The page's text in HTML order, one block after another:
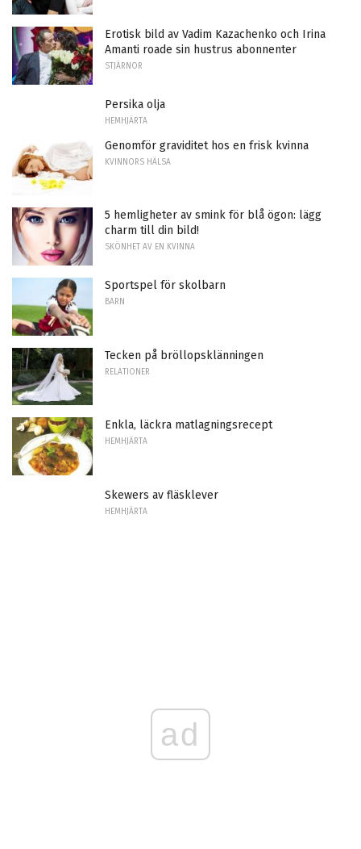
Erotisk bild av Vadim Kazachenko och Irina
Amanti roade sin hustrus abonnenter
STJÄRNOR
Persika olja
HEMHJÄRTA
Genomför graviditet hos en frisk kvinna
KVINNORS HÄLSA
5 hemligheter av smink för blå ögon: lägg
charm till din bild!
SKÖNHET AV EN KVINNA
Sportspel för skolbarn
BARN
Tecken på bröllopsklänningen
RELATIONER
Enkla, läckra matlagningsrecept
HEMHJÄRTA
Skewers av fläsklever
HEMHJÄRTA
ad